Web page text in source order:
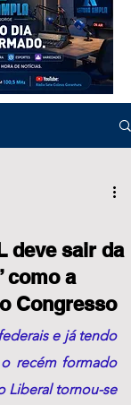
deve sair da
como a
Congresso
e já tendo
recém formado
Liberal tornou-se